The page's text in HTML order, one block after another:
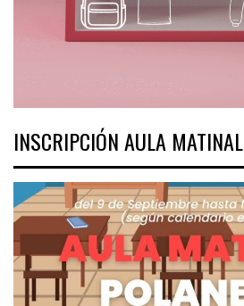
INSCRIPCIÓN AULA MATINAL